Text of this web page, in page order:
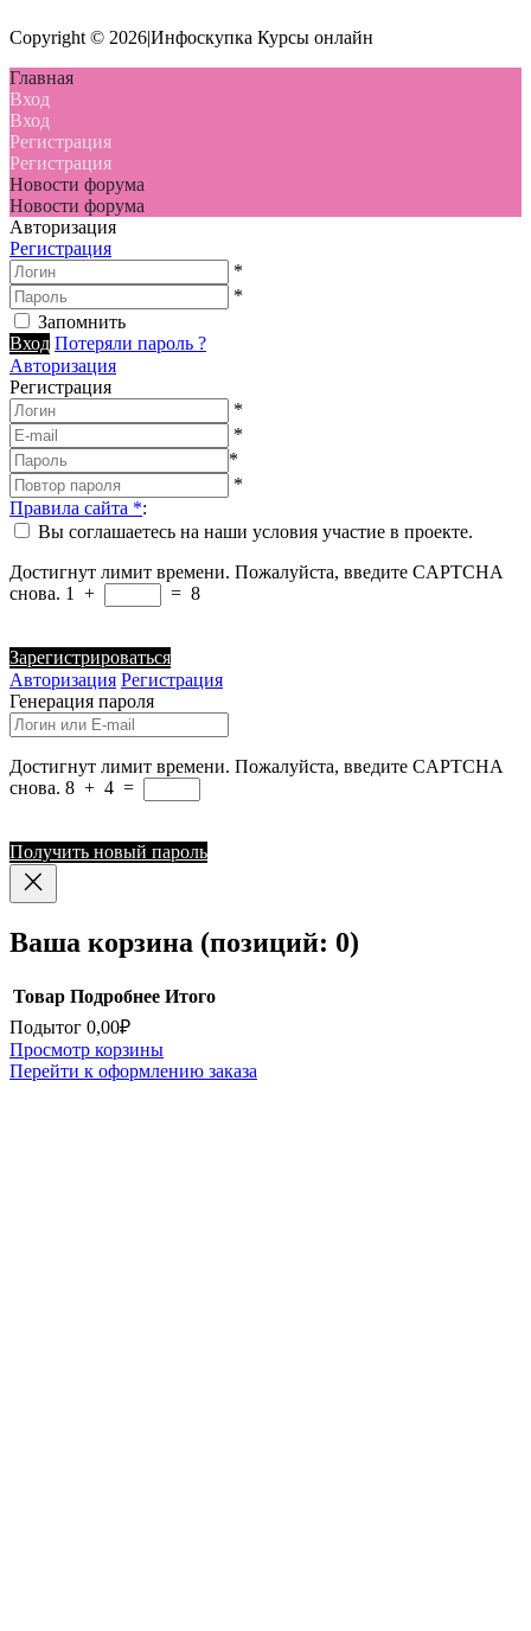
Copyright © 2026|Инфоскупка Курсы онлайн
Главная
Вход
Вход
Регистрация
Регистрация
Новости форума
Новости форума
Авторизация
Регистрация
*
*
Запомнить
Вход Потеряли пароль ?
Авторизация
Регистрация
*
*
*
*
Правила сайта *:
Вы соглашаетесь на наши условия участие в проекте.
Достигнут лимит времени. Пожалуйста, введите CAPTCHA
снова. 1 + = 8
Зарегистрироваться
Авторизация Регистрация
Генерация пароля
Достигнут лимит времени. Пожалуйста, введите CAPTCHA
снова. 8 + 4 =
Получить новый пароль
Ваша корзина (позиций: 0)
Товары
в
Товар Подробнее Итого
Подытог 0,00₽
Просмотр корзины
Перейти к оформлению заказа